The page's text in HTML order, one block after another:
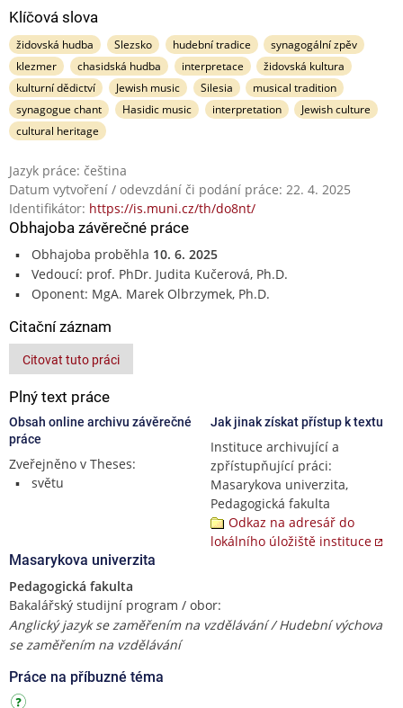
Klíčová slova
židovská hudba Slezsko hudební tradice
synagogální zpěv
klezmer
chasidská hudba interpretace
židovská kultura
kulturní dědictví
Jewish music Silesia
musical tradition
synagogue chant
Hasidic music interpretation
Jewish culture
cultural heritage
Jazyk práce: čeština
Datum vytvoření / odevzdání či podání práce: 22. 4. 2025
Identifikátor: https://is.muni.cz/th/do8nt/
Obhajoba závěrečné práce
Obhajoba proběhla 10. 6. 2025
Vedoucí: prof. PhDr. Judita Kučerová, Ph.D.
Oponent: MgA. Marek Olbrzymek, Ph.D.
Citační záznam
Citovat tuto práci
Plný text práce
Obsah online archivu závěrečné
práce
Zveřejněno v Theses:
světu
Jak jinak získat přístup k textu
Instituce archivující a
zpřístupňující práci:
Masarykova univerzita,
Pedagogická fakulta
Odkaz na adresář do
lokálního úložiště instituce
Masarykova univerzita
Pedagogická fakulta
Bakalářský studijní program / obor:
Anglický jazyk se zaměřením na vzdělávání / Hudební výchova
se zaměřením na vzdělávání
Práce na příbuzné téma